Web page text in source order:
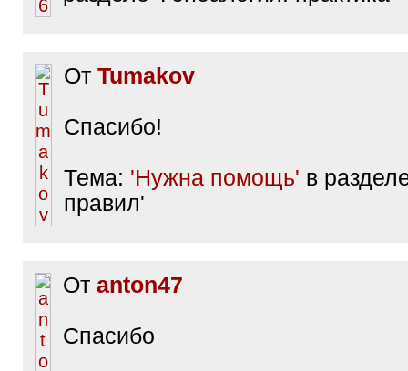
От Tumakov
Спасибо!
Тема: 'Нужна помощь' в
правил'
От anton47
Спасибо